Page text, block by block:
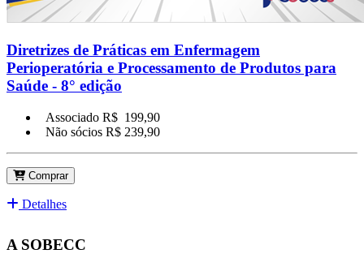
Diretrizes de Práticas em Enfermagem
Perioperatória e Processamento de Produtos para
Saúde - 8° edição
Associado R$ 199,90
Não sócios R$ 239,90
Comprar
Detalhes
A SOBECC